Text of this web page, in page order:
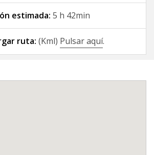
09 - A Gándara - Santiago de
Compostela
estimada: 5 h 42min
ruta: (Kml) Pulsar aquí.